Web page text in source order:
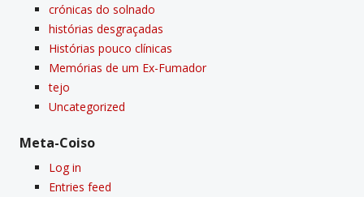
crónicas do solnado
histórias desgraçadas
Histórias pouco clí­nicas
Memórias de um Ex-Fumador
tejo
Uncategorized
Meta-Coiso
Log in
Entries feed